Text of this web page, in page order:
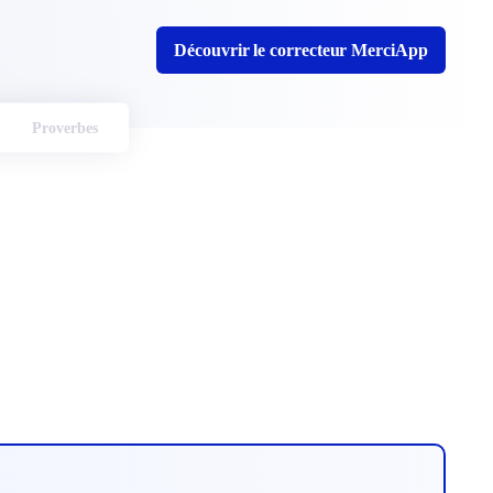
Découvrir le correcteur MerciApp
Proverbes